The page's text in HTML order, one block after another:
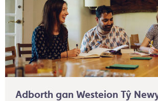
Adborth gan Westeion Tŷ